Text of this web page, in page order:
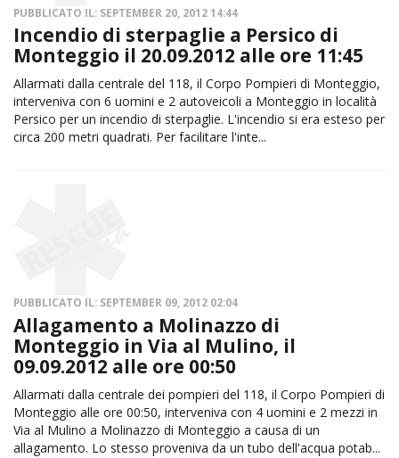
PUBBLICATO IL: SEPTEMBER 20, 2012 14:44
Incendio di sterpaglie a Persico di
Monteggio il 20.09.2012 alle ore 11:45
Allarmati dalla centrale del 118, il Corpo Pompieri di Monteggio,
interveniva con 6 uomini e 2 autoveicoli a Monteggio in località
Persico per un incendio di sterpaglie. L'incendio si era esteso per
circa 200 metri quadrati. Per facilitare l'inte...
PUBBLICATO IL: SEPTEMBER 09, 2012 02:04
Allagamento a Molinazzo di
Monteggio in Via al Mulino, il
09.09.2012 alle ore 00:50
Allarmati dalla centrale dei pompieri del 118, il Corpo Pompieri di
Monteggio alle ore 00:50, interveniva con 4 uomini e 2 mezzi in
Via al Mulino a Molinazzo di Monteggio a causa di un
allagamento. Lo stesso proveniva da un tubo dell'acqua potab...